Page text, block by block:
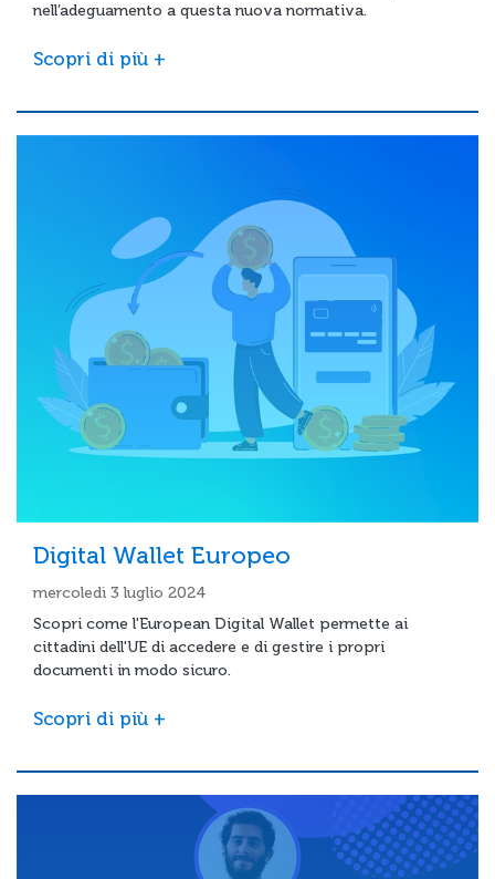
nell’adeguamento a questa nuova normativa.
Scopri di più +
Digital Wallet Europeo
mercoledì 3 luglio 2024
Scopri come l'European Digital Wallet permette ai
cittadini dell'UE di accedere e di gestire i propri
documenti in modo sicuro.
Scopri di più +